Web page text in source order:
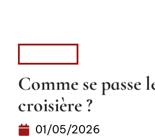
Comme se passe
croisière ?
01/05/2026